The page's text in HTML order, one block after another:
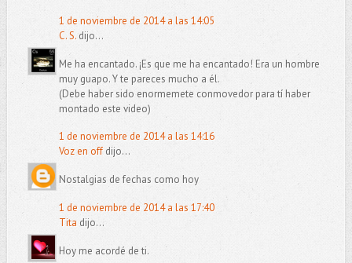
1 de noviembre de 2014 a las 14:05
C. S.dijo...
Me ha encantado. ¡Es que me ha encantado! Era un hombre
muy guapo. Y te pareces mucho a él.
(Debe haber sido enormemete conmovedor para tí haber
montado este video)
1 de noviembre de 2014 a las 14:16
Voz en offdijo...
Nostalgias de fechas como hoy
1 de noviembre de 2014 a las 17:40
Tita dijo...
Hoy me acordé de ti.